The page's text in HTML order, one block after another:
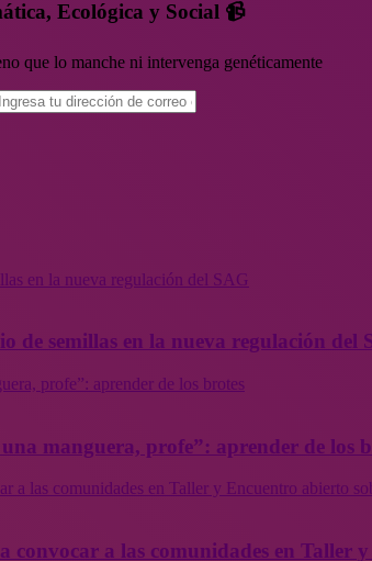
Ecológica y Social 📹
que lo manche ni intervenga genéticamente
en la nueva regulación del SAG
de semillas en la nueva regulación del
profe”: aprender de los brotes
manguera, profe”: aprender de los
a las comunidades en Taller y Encuentro abierto
convocar a las comunidades en